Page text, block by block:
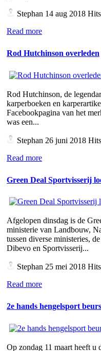
Stephan 14 aug 2018
Read more
Rod Hutchinson overleden
Rod Hutchinson, de
karperboeken en
Facebookpagina van het
was een...
Stephan 26 juni 2018
Read more
Green Deal Sportvisserij
Afgelopen dinsdag is de
ministerie van Landbouw,
tussen diverse ministeries,
Dibevo en Sportvisserij...
Stephan 25 mei 2018
Read more
2e hands hengelsport beurs
Op zondag 11 maart heeft u